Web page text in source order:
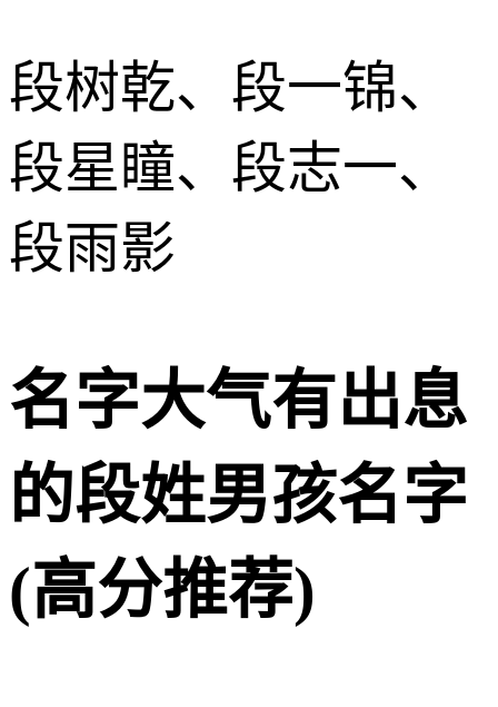
段树乾、段一锦、
段星瞳、段志一、
段雨影
名字大气有出息
的段姓男孩名字
(高分推荐)